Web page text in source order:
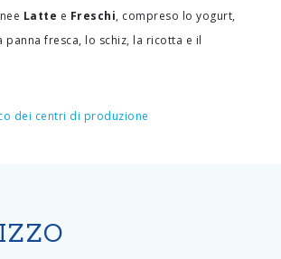
Latte e Freschi, compreso lo yogurt,
panna fresca, lo schiz, la ricotta e il
dei centri di produzione